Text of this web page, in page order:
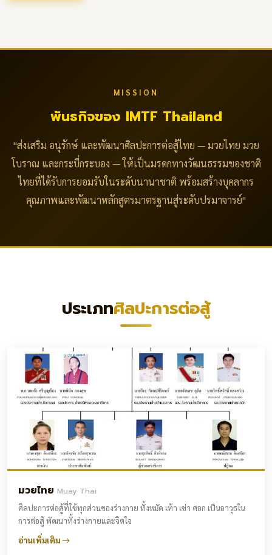
MISSION
พันธกิจของ IMTF Thailand
"ส่งเสริม อนุรักษ์ และพัฒนาศิลปะการต่อสู้ไทย — มวยไทย มวย
โบราณ และกระบี่กระบอง — ให้เป็นมรดกทางวัฒนธรรมของชาติ
ไทยที่ได้รับการยอมรับในระดับนานาชาติ พร้อมสร้างบุคลากร
คุณภาพและพัฒนาหลักสูตรมาตรฐานสู่ระดับปรมาจารย์"
ประเภทศิลปะการต่อสู้
มวยไทย Muay Thai
ศิลปะการต่อสู้ที่ใช้ทุกส่วนของร่างกาย ทั้งหมัด เท้า เข่า ศอก เป็นอาวุธใน
การต่อสู้ พัฒนาทั้งร่างกายและจิตใจ
อ่านเพิ่มเติม